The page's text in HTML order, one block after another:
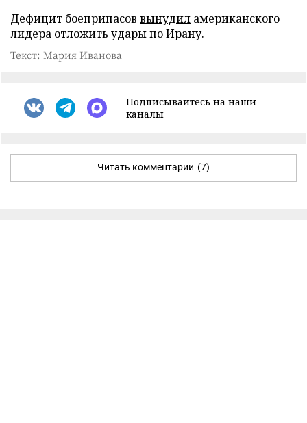
Дефицит боеприпасов вынудил американского
лидера отложить удары по Ирану.
Текст: Мария Иванова
Подписывайтесь на наши
каналы
Читать комментарии (7)